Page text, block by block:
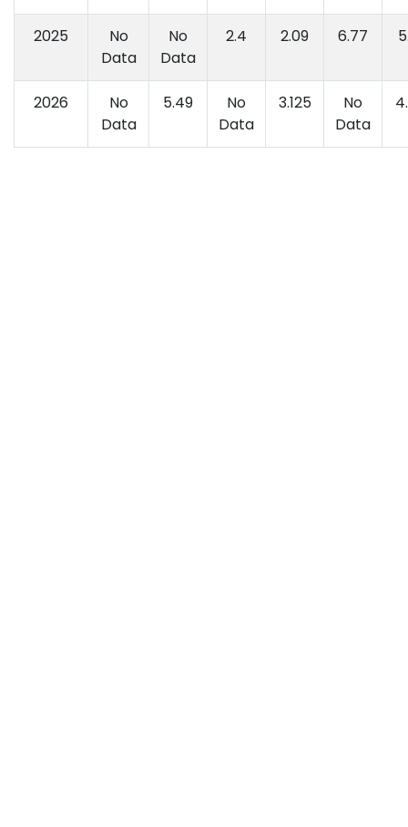
2025
No
Data
No
Data
2.4 2.09 6.77
2026
No
Data
5.49
No
Data
3.125
No
Data